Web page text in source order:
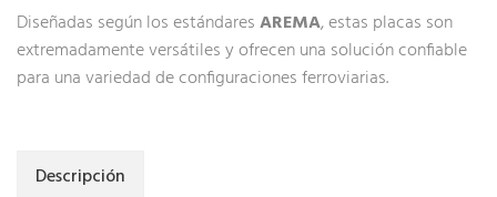
Diseñadas según los estándaresAREMA, estas placas son
extremadamente versátiles y ofrecen una solución confiable
para una variedad de configuraciones ferroviarias.
Descripción